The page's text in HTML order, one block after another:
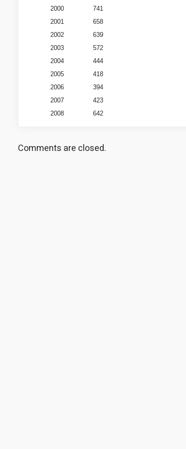
2000
741
2001
658
2002
639
2003
572
2004
444
2005
418
2006
394
2007
423
2008
642
Comments are closed.